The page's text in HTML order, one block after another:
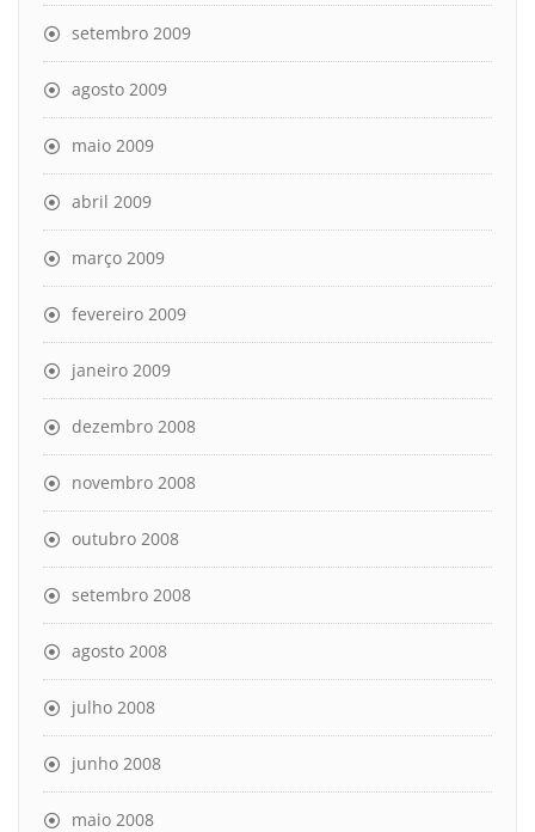
setembro 2009
agosto 2009
maio 2009
abril 2009
março 2009
fevereiro 2009
janeiro 2009
dezembro 2008
novembro 2008
outubro 2008
setembro 2008
agosto 2008
julho 2008
junho 2008
maio 2008